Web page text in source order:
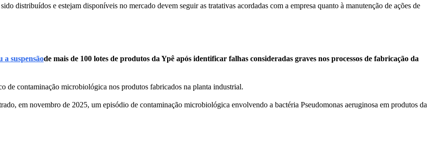
distribuídos e estejam disponíveis no mercado devem seguir as tratativas acordadas com a empresa quanto à manutenção de ações de
a suspensãode mais de 100 lotes de produtos da Ypê após identificar falhas consideradas graves nos processos de fabricação da
de contaminação microbiológica nos produtos fabricados na planta industrial.
em novembro de 2025, um episódio de contaminação microbiológica envolvendo a bactéria Pseudomonas aeruginosa em produtos da